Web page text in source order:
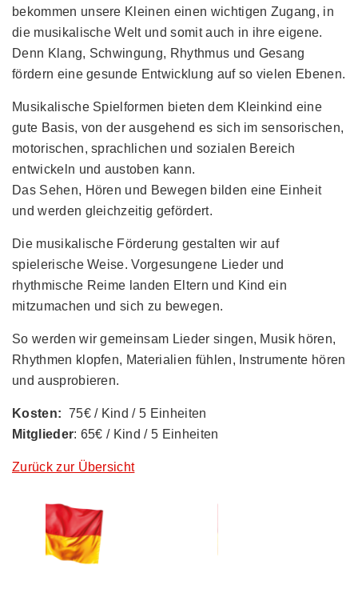
bekommen unsere Kleinen einen wichtigen Zugang, in
die musikalische Welt und somit auch in ihre eigene.
Denn Klang, Schwingung, Rhythmus und Gesang
fördern eine gesunde Entwicklung auf so vielen Ebenen.
Musikalische Spielformen bieten dem Kleinkind eine
gute Basis, von der ausgehend es sich im sensorischen,
motorischen, sprachlichen und sozialen Bereich
entwickeln und austoben kann.
Das Sehen, Hören und Bewegen bilden eine Einheit
und werden gleichzeitig gefördert.
Die musikalische Förderung gestalten wir auf
spielerische Weise. Vorgesungene Lieder und
rhythmische Reime landen Eltern und Kind ein
mitzumachen und sich zu bewegen.
So werden wir gemeinsam Lieder singen, Musik hören,
Rhythmen klopfen, Materialien fühlen, Instrumente hören
und ausprobieren.
Kosten: 75€ / Kind / 5 Einheiten
Mitglieder: 65€ / Kind / 5 Einheiten
Zurück zur Übersicht